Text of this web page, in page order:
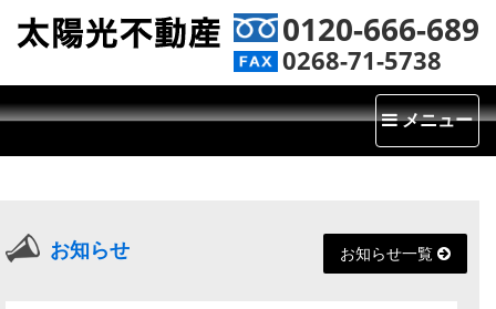
0120-666-689
0268-71-5738
Toggle
メニュー
お知らせ お知らせ一覧